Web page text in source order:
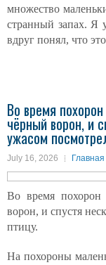
множество
странный запах. Я
вдруг понял, что
Во время
чёрный ворон, и
ужасом
July 16, 2026 Главная
Во время похорон
ворон, и спустя
птицу.
На похороны